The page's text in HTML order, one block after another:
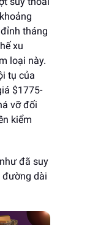
tháng
xu
loại này.
tụ của
$1775-
vỡ đối
kiểm
đã suy
đường dài